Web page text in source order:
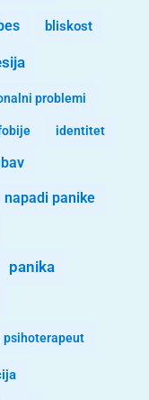
bliskost
problemi
identitet
napadi panike
panika
psihoterapeut